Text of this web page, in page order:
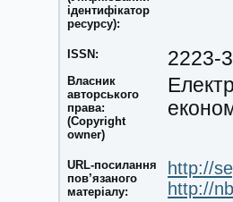
ідентифікатор
ресурсу):
ISSN: 2223-
Власник
авторського
права:
(Copyright
owner)
URL-посилання
пов’язаного
матеріалу:
http://
http://